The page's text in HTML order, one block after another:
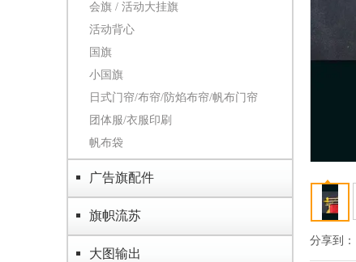
会旗 / 活动大挂旗
活动背心
国旗
小国旗
日式门帘/布帘/防焰布帘/帆布门帘
团体服/衣服印刷
帆布袋
广告旗配件
旗帜流苏
大图输出
分享到：